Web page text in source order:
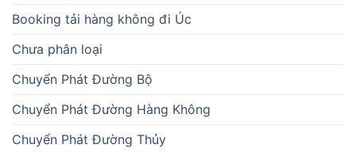
Booking tải hàng không đi Úc
Chưa phân loại
Chuyển Phát Đường Bộ
Chuyển Phát Đường Hàng Không
Chuyển Phát Đường Thủy